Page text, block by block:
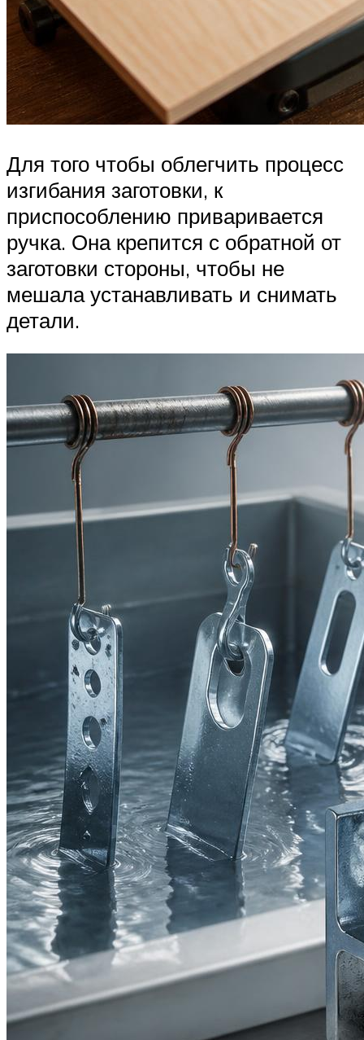
Для того чтобы облегчить процесс
изгибания заготовки, к
приспособлению приваривается
ручка. Она крепится с обратной от
заготовки стороны, чтобы не
мешала устанавливать и снимать
детали.